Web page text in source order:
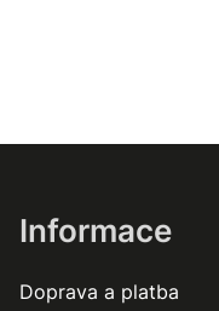
Informace
Doprava a platba